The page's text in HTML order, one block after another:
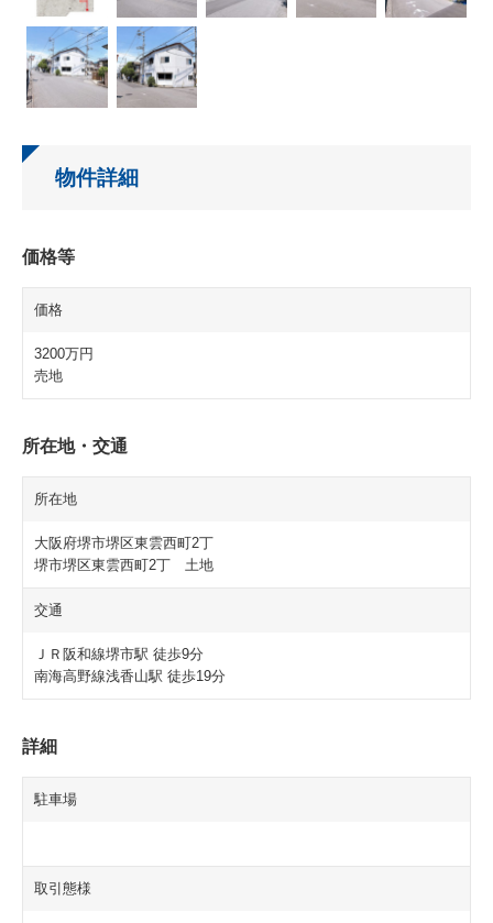
物件詳細
価格等
価格
3200万円
売地
所在地・交通
所在地
大阪府堺市堺区東雲西町2丁
堺市堺区東雲西町2丁 土地
交通
ＪＲ阪和線堺市駅 徒歩9分
南海高野線浅香山駅 徒歩19分
詳細
駐車場
取引態様